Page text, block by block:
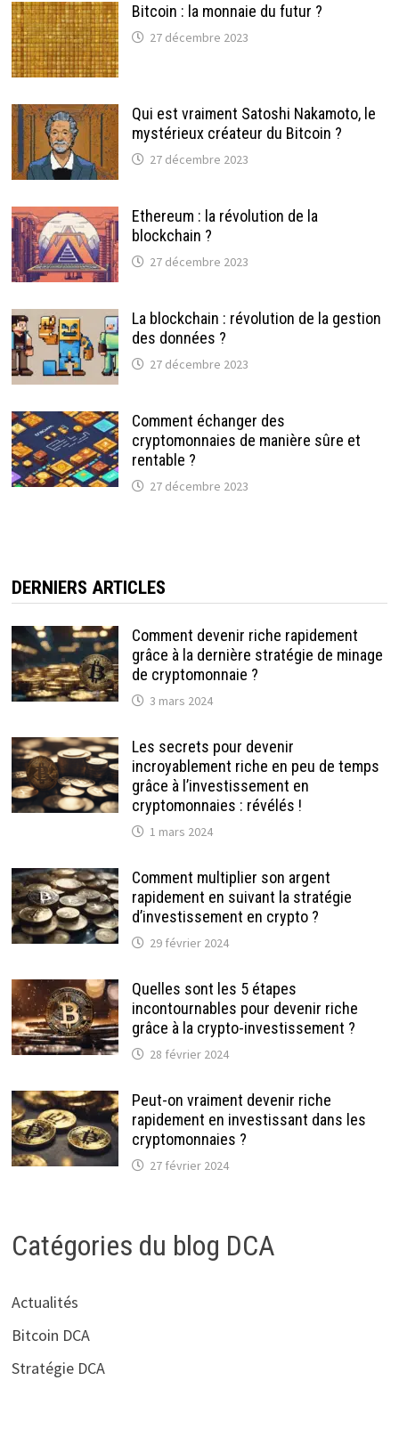
Bitcoin : la monnaie du futur ?
27 décembre 2023
Qui est vraiment Satoshi Nakamoto, le
mystérieux créateur du Bitcoin ?
27 décembre 2023
Ethereum : la révolution de la
blockchain ?
27 décembre 2023
La blockchain : révolution de la gestion
des données ?
27 décembre 2023
Comment échanger des
cryptomonnaies de manière sûre et
rentable ?
27 décembre 2023
DERNIERS ARTICLES
Comment devenir riche rapidement
grâce à la dernière stratégie de minage
de cryptomonnaie ?
3 mars 2024
Les secrets pour devenir
incroyablement riche en peu de temps
grâce à l’investissement en
cryptomonnaies : révélés !
1 mars 2024
Comment multiplier son argent
rapidement en suivant la stratégie
d’investissement en crypto ?
29 février 2024
Quelles sont les 5 étapes
incontournables pour devenir riche
grâce à la crypto-investissement ?
28 février 2024
Peut-on vraiment devenir riche
rapidement en investissant dans les
cryptomonnaies ?
27 février 2024
Catégories du blog DCA
Actualités
Bitcoin DCA
Stratégie DCA